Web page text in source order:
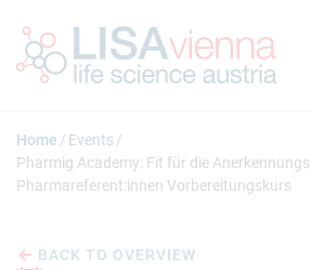
Home
Events
Pharmig Academy: Fit für die
Pharmareferent:innen Vorbereitungskurs
BACK TO OVERVIEW